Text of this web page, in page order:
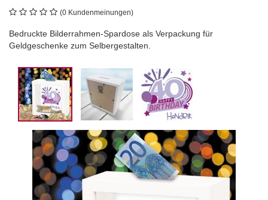
(0 Kundenmeinungen)
Bedruckte Bilderrahmen-Spardose als Verpackung für
Geldgeschenke zum Selbergestalten.